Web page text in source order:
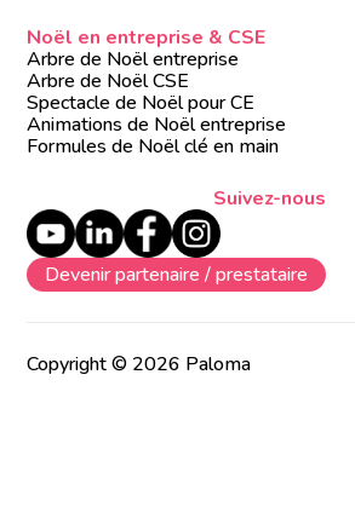
Noël en entreprise & CSE
Arbre de Noël entreprise
Arbre de Noël CSE
Spectacle de Noël pour CE
Animations de Noël entreprise
Formules de Noël clé en main
Suivez-nous
Devenir partenaire / prestataire
Copyright © 2026 Paloma